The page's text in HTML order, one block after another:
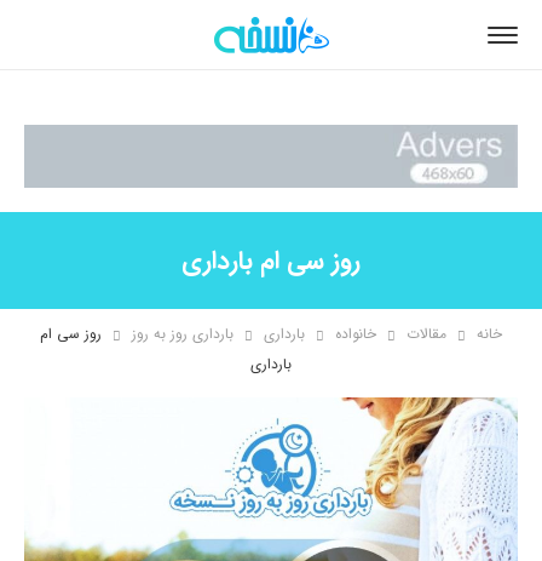
روز سی ام بارداری
خانه مقالات خانواده بارداری بارداری روز به روز
روز سی ام
بارداری